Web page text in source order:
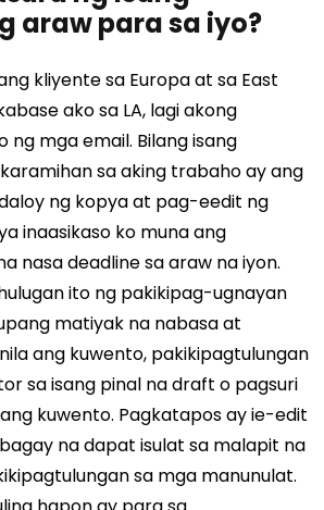
araw para sa iyo?
kliyente sa Europa at sa East
ako sa LA, lagi akong
ng mga email. Bilang isang
sa aking trabaho ay ang
ng kopya at pag-eedit ng
inaasikaso ko muna ang
nasa deadline sa araw na iyon.
ito ng pakikipag-ugnayan
matiyak na nabasa at
ang kuwento, pakikipagtulungan
sa isang pinal na draft o pagsuri
kuwento. Pagkatapos ay ie-edit
na dapat isulat sa malapit na
sa mga manunulat.